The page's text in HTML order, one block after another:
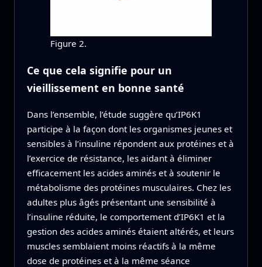
Figure 2.
Ce que cela signifie pour un
vieillissement en bonne santé
Dans l’ensemble, l’étude suggère qu’IP6K1
participe à la façon dont les organismes jeunes et
sensibles à l’insuline répondent aux protéines et à
l’exercice de résistance, les aidant à éliminer
efficacement les acides aminés et à soutenir le
métabolisme des protéines musculaires. Chez les
adultes plus âgés présentant une sensibilité à
l’insuline réduite, le comportement d’IP6K1 et la
gestion des acides aminés étaient altérés, et leurs
muscles semblaient moins réactifs à la même
dose de protéines et à la même séance